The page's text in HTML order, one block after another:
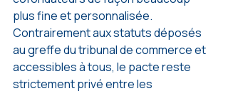
plus fine et personnalisée.
Contrairement aux statuts déposés
au greffe du tribunal de commerce et
accessibles à tous, le pacte reste
strictement privé entre les